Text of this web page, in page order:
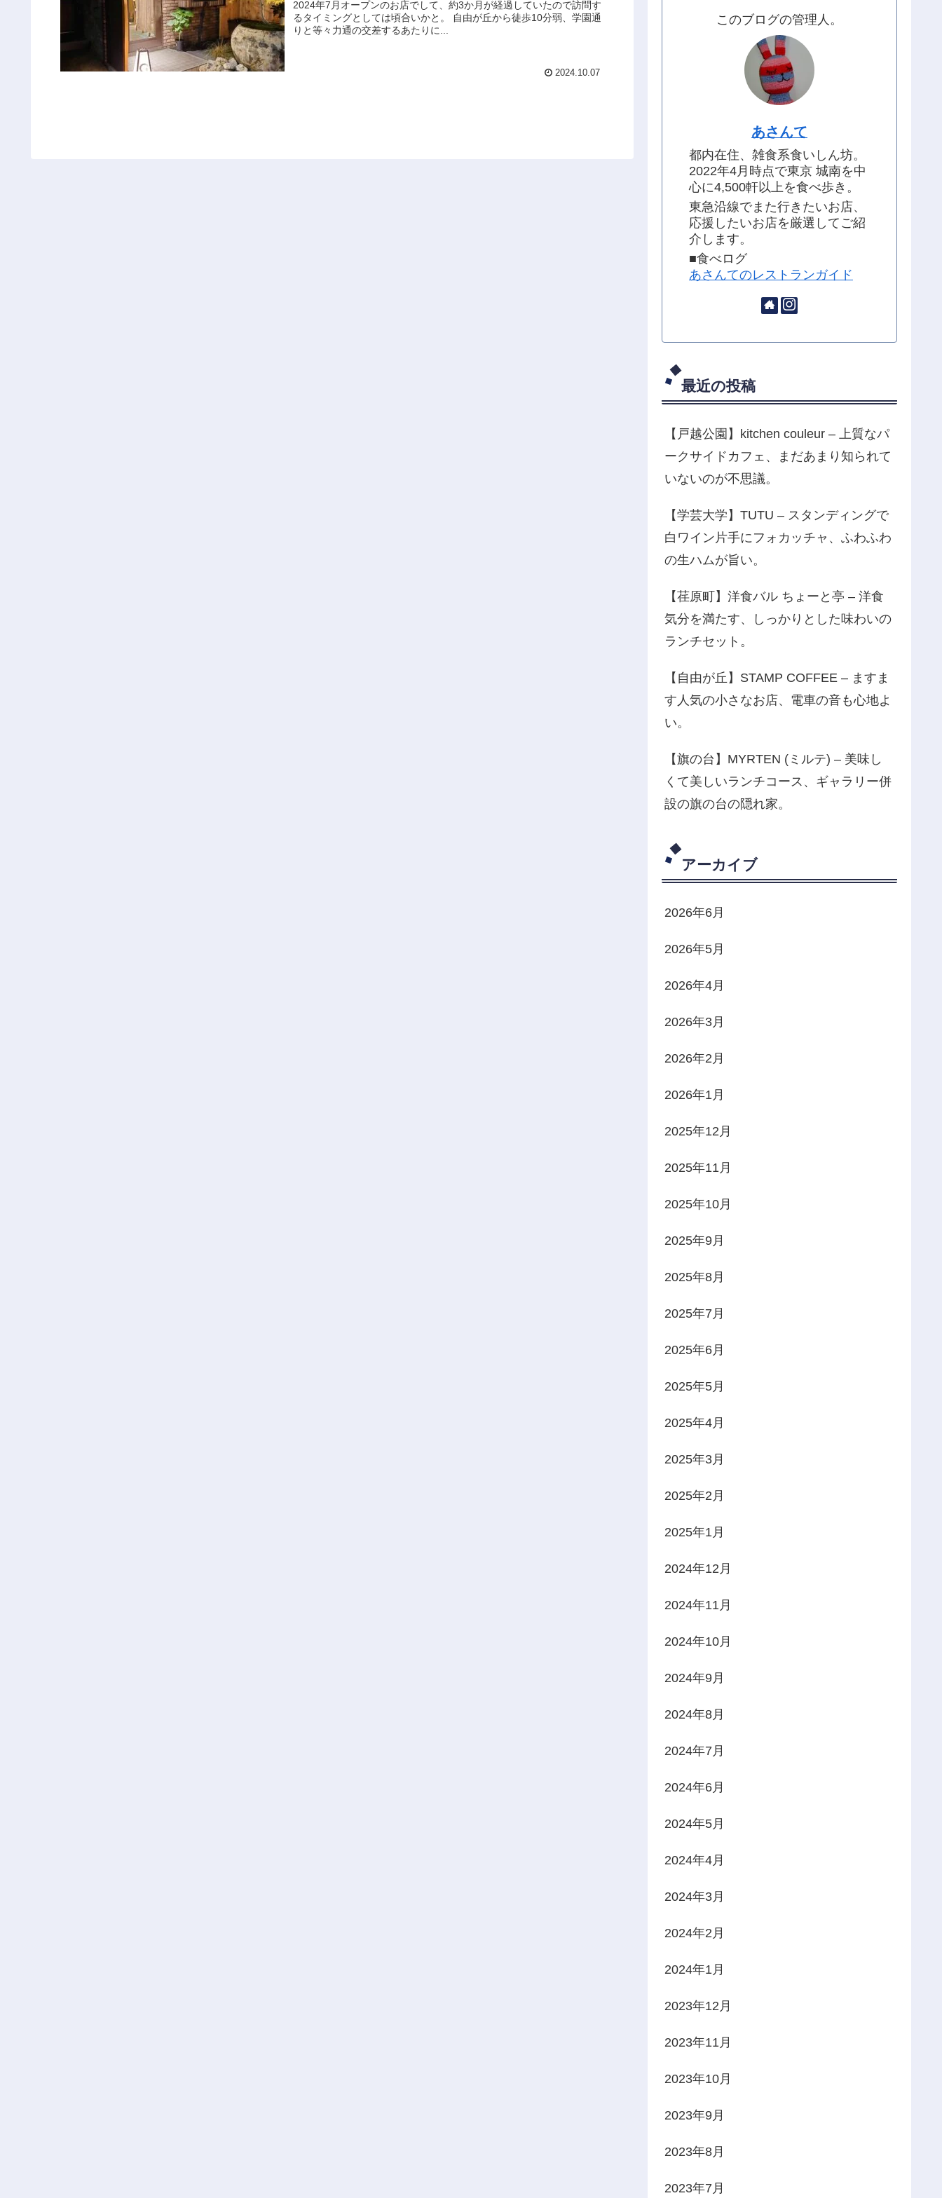
2024年7月オープンのお店でして、約3か月が経過していたので訪問す
るタイミングとしては頃合いかと。 自由が丘から徒歩10分弱、学園通
りと等々力通の交差するあたりに...
2024.10.07
このブログの管理人。
あさんて
都内在住、雑食系食いしん坊。
2022年4月時点で東京 城南を中
心に4,500軒以上を食べ歩き。
東急沿線でまた行きたいお店、
応援したいお店を厳選してご紹
介します。
■食べログ
あさんてのレストランガイド
最近の投稿
【戸越公園】kitchen couleur – 上質なパ
ークサイドカフェ、まだあまり知られて
いないのが不思議。
【学芸大学】TUTU – スタンディングで
白ワイン片手にフォカッチャ、ふわふわ
の生ハムが旨い。
【荏原町】洋食バル ちょーと亭 – 洋食
気分を満たす、しっかりとした味わいの
ランチセット。
【自由が丘】STAMP COFFEE – ますま
す人気の小さなお店、電車の音も心地よ
い。
【旗の台】MYRTEN (ミルテ) – 美味し
くて美しいランチコース、ギャラリー併
設の旗の台の隠れ家。
アーカイブ
2026年6月
2026年5月
2026年4月
2026年3月
2026年2月
2026年1月
2025年12月
2025年11月
2025年10月
2025年9月
2025年8月
2025年7月
2025年6月
2025年5月
2025年4月
2025年3月
2025年2月
2025年1月
2024年12月
2024年11月
2024年10月
2024年9月
2024年8月
2024年7月
2024年6月
2024年5月
2024年4月
2024年3月
2024年2月
2024年1月
2023年12月
2023年11月
2023年10月
2023年9月
2023年8月
2023年7月